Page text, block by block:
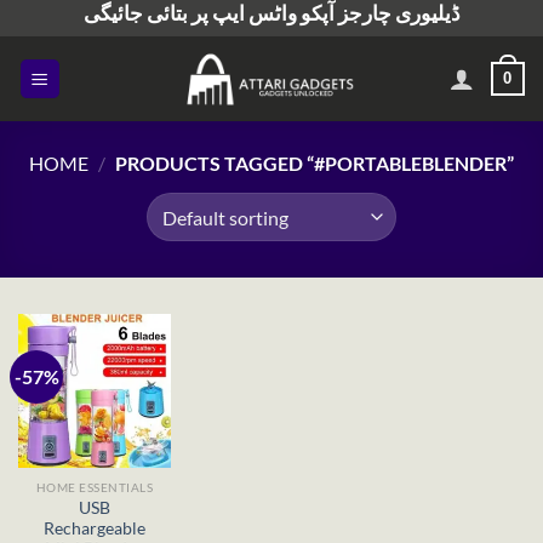
content
ڈیلیوری چارجز آپکو واٹس ایپ پر بتائی جائیگی
0
HOME / PRODUCTS TAGGED “#PORTABLEBLENDER”
-57%
HOME ESSENTIALS
USB
Rechargeable